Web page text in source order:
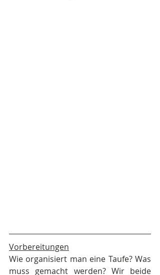
Vorbereitungen
Wie organisiert man eine Taufe? Was
muss gemacht werden? Wir beide